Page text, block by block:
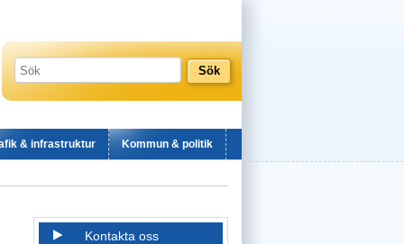
& infrastruktur Kommun & politik
Kontakta oss